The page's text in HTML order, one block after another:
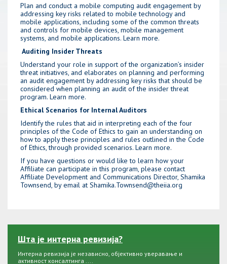
Plan and conduct a mobile computing audit engagement by
addressing key risks related to mobile technology and
mobile applications, including some of the common threats
and controls for mobile devices, mobile management
systems, and mobile applications. Learn more.
Auditing Insider Threats
Understand your role in support of the organization’s insider
threat initiatives, and elaborates on planning and performing
an audit engagement by addressing key risks that should be
considered when planning an audit of the insider threat
program. Learn more.
Ethical Scenarios for Internal Auditors
Identify the rules that aid in interpreting each of the four
principles of the Code of Ethics to gain an understanding on
how to apply these principles and rules outlined in the Code
of Ethics, through provided scenarios. Learn more.
If you have questions or would like to learn how your
Affiliate can participate in this program, please contact
Affiliate Development and Communications Director, Shamika
Townsend, by email at Shamika.Townsend@theiia.org
Шта је интерна ревизија?
Интерна ревизија је независно, објективно уверавање и
активност консалтинга ....